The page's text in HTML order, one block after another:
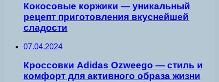
Кокосовые коржики — уникальный
рецепт приготовления вкуснейшей
сладости
07.04.2024
Кроссовки Adidas Ozweego — стиль и
комфорт для активного образа жизни